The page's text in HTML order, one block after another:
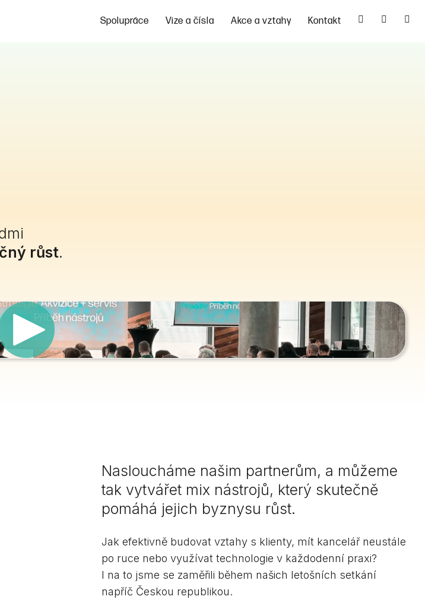
Spolupráce Vize a čísla Akce a vztahy Kontakt
růst.
Nasloucháme našim partnerům, a můžeme
tak vytvářet mix nástrojů, který skutečně
pomáhá jejich byznysu růst.
Jak efektivně budovat vztahy s klienty, mít kancelář neustále
po ruce nebo využívat technologie v každodenní praxi?
I na to jsme se zaměřili během našich letošních setkání
napříč Českou republikou.